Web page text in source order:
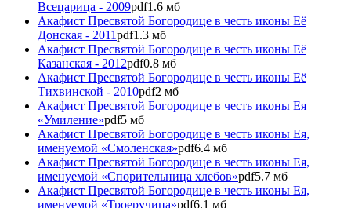
Всецарица - 2009pdf1.6 мб
Акафист Пресвятой Богородице в честь иконы Её
Донская - 2011pdf1.3 мб
Акафист Пресвятой Богородице в честь иконы Её
Казанская - 2012pdf0.8 мб
Акафист Пресвятой Богородице в честь иконы Её
Тихвинской - 2010pdf2 мб
Акафист Пресвятой Богородице в честь иконы Ея
«Умиление»pdf5 мб
Акафист Пресвятой Богородице в честь иконы Ея,
именуемой «Смоленская»pdf6.4 мб
Акафист Пресвятой Богородице в честь иконы Ея,
именуемой «Спорительница хлебов»pdf5.7 мб
Акафист Пресвятой Богородице в честь иконы Ея,
именуемой «Троеручица»pdf6.1 мб